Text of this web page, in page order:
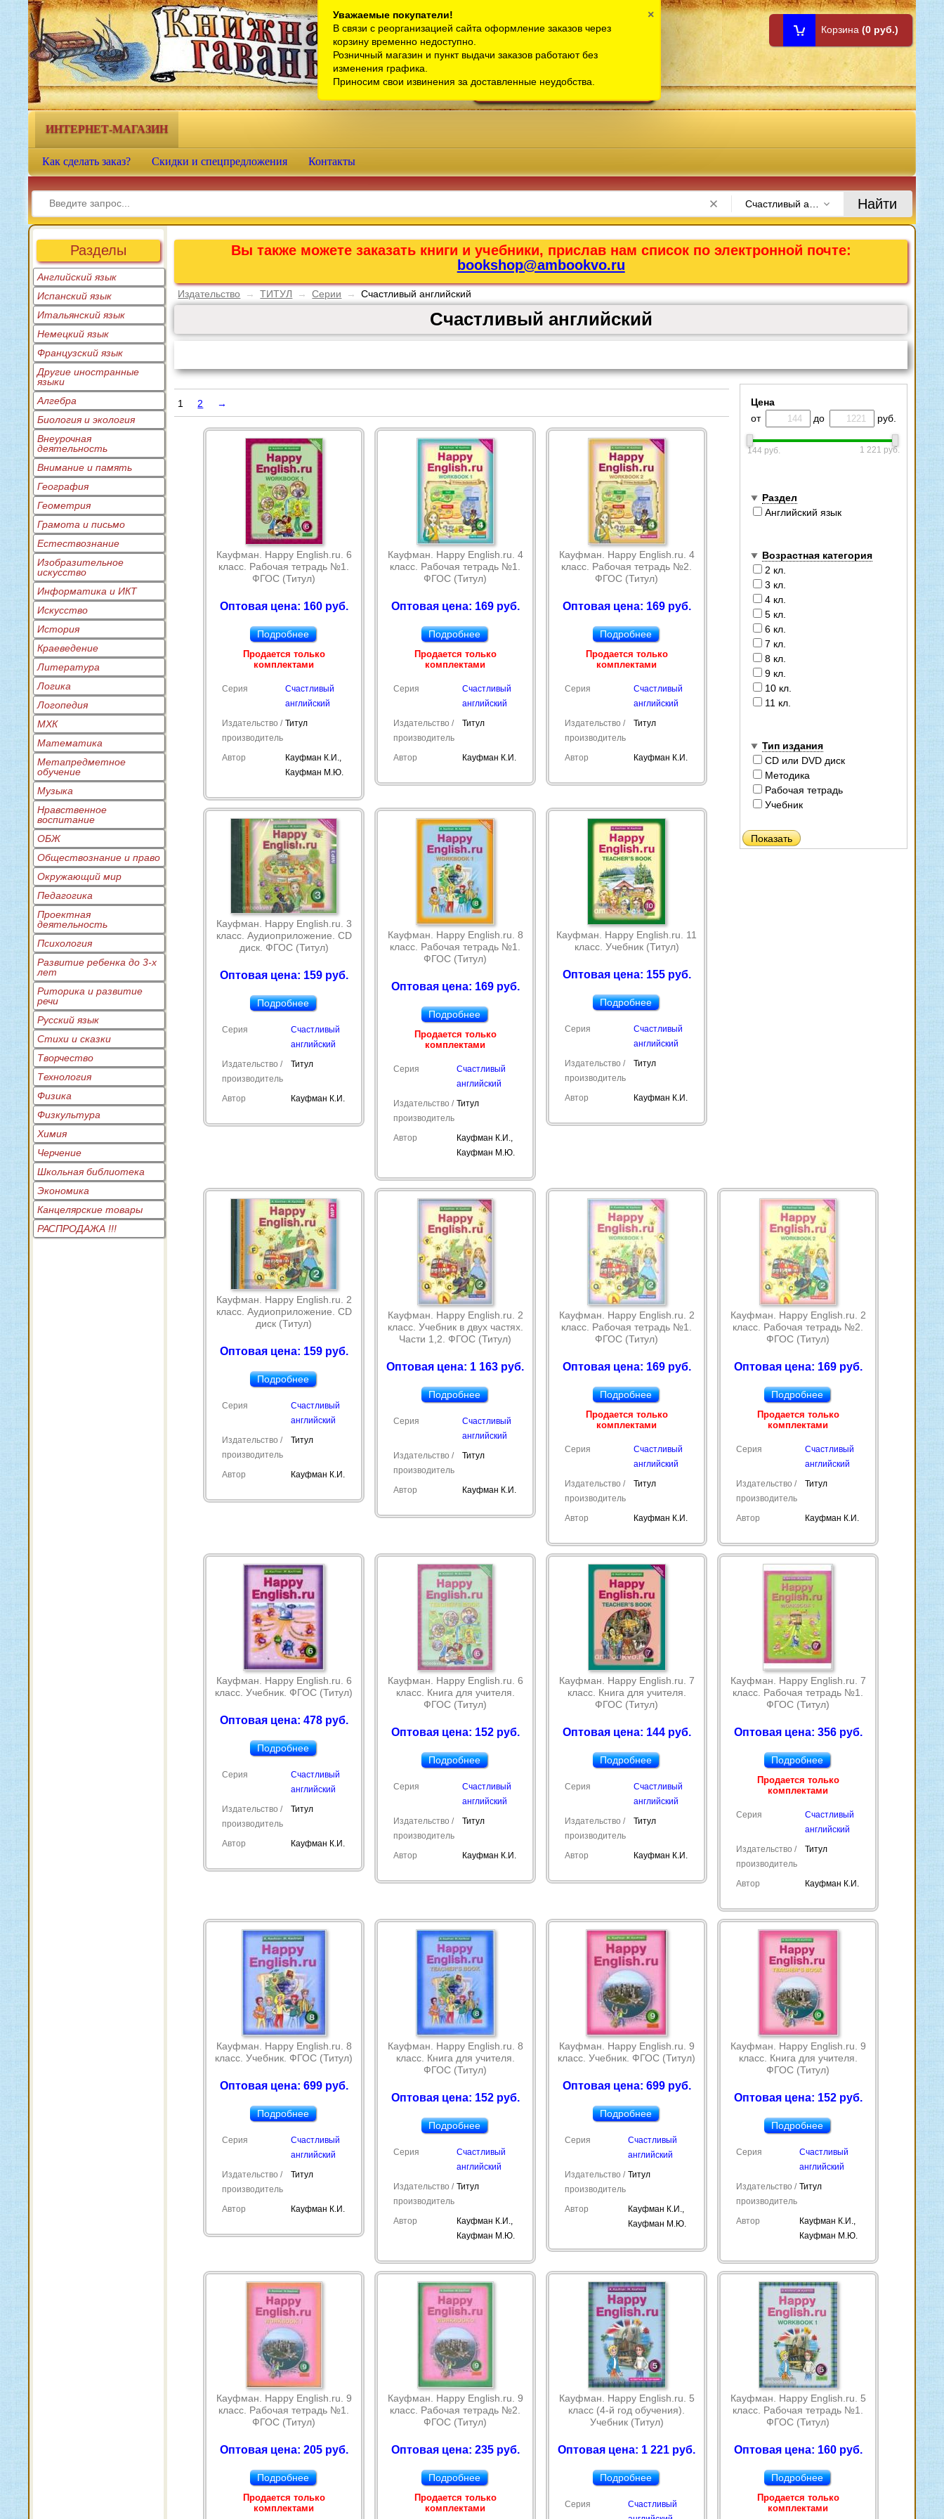
Телефон интернет-магазина:
Телефон розничного магазина:
bookshop@ambookvo.ru
Работаем ежедневно с 10:00 до 21:00
Корзина (0 руб.)
Книжная гавань - интернет-
магазин учебной литературы
ИНТЕРНЕТ-МАГАЗИН
Как сделать заказ? Скидки и спецпредложения Контакты
Найти
Разделы
Английский язык
Испанский язык
Итальянский язык
Немецкий язык
Французский язык
Другие иностранные
языки
Алгебра
Биология и экология
Внеурочная
деятельность
Внимание и память
География
Геометрия
Грамота и письмо
Естествознание
Изобразительное
искусство
Информатика и ИКТ
Искусство
История
Краеведение
Литература
Логика
Логопедия
МХК
Математика
Метапредметное
обучение
Музыка
Нравственное
воспитание
ОБЖ
Обществознание и право
Окружающий мир
Педагогика
Проектная
деятельность
Психология
Развитие ребенка до 3-х
лет
Риторика и развитие
речи
Русский язык
Стихи и сказки
Творчество
Технология
Физика
Физкультура
Химия
Черчение
Школьная библиотека
Экономика
Канцелярские товары
РАСПРОДАЖА !!!
Вы также можете заказать книги и учебники, прислав нам список по электронной почте:
bookshop@ambookvo.ru
Издательство → ТИТУЛ → Серии → Счастливый английский
Счастливый английский
Цена
от
до руб.
144 руб. 1 221 руб.
Раздел
Английский язык
Возрастная категория
2 кл.
3 кл.
4 кл.
5 кл.
6 кл.
7 кл.
8 кл.
9 кл.
10 кл.
11 кл.
Тип издания
CD или DVD диск
Методика
Рабочая тетрадь
Учебник
1 2 →
Кауфман. Happy English.ru. 6
класс. Рабочая тетрадь №1.
ФГОС (Титул)
Оптовая цена: 160 руб.
Подробнее
Продается только
комплектами
Серия
Счастливый
английский
Издательство /
производитель
Титул
Автор
Кауфман К.И.,
Кауфман М.Ю.
Кауфман. Happy English.ru. 4
класс. Рабочая тетрадь №1.
ФГОС (Титул)
Оптовая цена: 169 руб.
Подробнее
Продается только
комплектами
Серия
Счастливый
английский
Издательство /
производитель
Титул
Автор Кауфман К.И.
Кауфман. Happy English.ru. 4
класс. Рабочая тетрадь №2.
ФГОС (Титул)
Оптовая цена: 169 руб.
Подробнее
Продается только
комплектами
Серия
Счастливый
английский
Издательство /
производитель
Титул
Автор Кауфман К.И.
Кауфман. Happy English.ru. 3
класс. Аудиоприложение. CD
диск. ФГОС (Титул)
Оптовая цена: 159 руб.
Подробнее
Серия
Счастливый
английский
Издательство /
производитель
Титул
Автор Кауфман К.И.
Кауфман. Happy English.ru. 8
класс. Рабочая тетрадь №1.
ФГОС (Титул)
Оптовая цена: 169 руб.
Подробнее
Продается только
комплектами
Серия
Счастливый
английский
Издательство /
производитель
Титул
Автор
Кауфман К.И.,
Кауфман М.Ю.
Кауфман. Happy English.ru. 11
класс. Учебник (Титул)
Оптовая цена: 155 руб.
Подробнее
Серия
Счастливый
английский
Издательство /
производитель
Титул
Автор Кауфман К.И.
Кауфман. Happy English.ru. 2
класс. Аудиоприложение. CD
диск (Титул)
Оптовая цена: 159 руб.
Подробнее
Серия
Счастливый
английский
Издательство /
производитель
Титул
Автор Кауфман К.И.
Кауфман. Happy English.ru. 2
класс. Учебник в двух частях.
Части 1,2. ФГОС (Титул)
Оптовая цена: 1 163 руб.
Подробнее
Серия
Счастливый
английский
Издательство /
производитель
Титул
Автор Кауфман К.И.
Кауфман. Happy English.ru. 2
класс. Рабочая тетрадь №1.
ФГОС (Титул)
Оптовая цена: 169 руб.
Подробнее
Продается только
комплектами
Серия
Счастливый
английский
Издательство /
производитель
Титул
Автор Кауфман К.И.
Кауфман. Happy English.ru. 2
класс. Рабочая тетрадь №2.
ФГОС (Титул)
Оптовая цена: 169 руб.
Подробнее
Продается только
комплектами
Серия
Счастливый
английский
Издательство /
производитель
Титул
Автор Кауфман К.И.
Кауфман. Happy English.ru. 6
класс. Учебник. ФГОС (Титул)
Оптовая цена: 478 руб.
Подробнее
Серия
Счастливый
английский
Издательство /
производитель
Титул
Автор Кауфман К.И.
Кауфман. Happy English.ru. 6
класс. Книга для учителя.
ФГОС (Титул)
Оптовая цена: 152 руб.
Подробнее
Серия
Счастливый
английский
Издательство /
производитель
Титул
Автор Кауфман К.И.
Кауфман. Happy English.ru. 7
класс. Книга для учителя.
ФГОС (Титул)
Оптовая цена: 144 руб.
Подробнее
Серия
Счастливый
английский
Издательство /
производитель
Титул
Автор Кауфман К.И.
Кауфман. Happy English.ru. 7
класс. Рабочая тетрадь №1.
ФГОС (Титул)
Оптовая цена: 356 руб.
Подробнее
Продается только
комплектами
Серия
Счастливый
английский
Издательство /
производитель
Титул
Автор Кауфман К.И.
Кауфман. Happy English.ru. 8
класс. Учебник. ФГОС (Титул)
Оптовая цена: 699 руб.
Подробнее
Серия
Счастливый
английский
Издательство /
производитель
Титул
Автор Кауфман К.И.
Кауфман. Happy English.ru. 8
класс. Книга для учителя.
ФГОС (Титул)
Оптовая цена: 152 руб.
Подробнее
Серия
Счастливый
английский
Издательство /
производитель
Титул
Автор
Кауфман К.И.,
Кауфман М.Ю.
Кауфман. Happy English.ru. 9
класс. Учебник. ФГОС (Титул)
Оптовая цена: 699 руб.
Подробнее
Серия
Счастливый
английский
Издательство /
производитель
Титул
Автор
Кауфман К.И.,
Кауфман М.Ю.
Кауфман. Happy English.ru. 9
класс. Книга для учителя.
ФГОС (Титул)
Оптовая цена: 152 руб.
Подробнее
Серия
Счастливый
английский
Издательство /
производитель
Титул
Автор
Кауфман К.И.,
Кауфман М.Ю.
Кауфман. Happy English.ru. 9
класс. Рабочая тетрадь №1.
ФГОС (Титул)
Оптовая цена: 205 руб.
Подробнее
Продается только
комплектами
Кауфман. Happy English.ru. 9
класс. Рабочая тетрадь №2.
ФГОС (Титул)
Оптовая цена: 235 руб.
Подробнее
Продается только
комплектами
Кауфман. Happy English.ru. 5
класс (4-й год обучения).
Учебник (Титул)
Оптовая цена: 1 221 руб.
Подробнее
Серия
Счастливый
Кауфман. Happy English.ru. 5
класс. Рабочая тетрадь №1.
ФГОС (Титул)
Оптовая цена: 160 руб.
Подробнее
Продается только
комплектами
Уважаемые покупатели!
В связи с реорганизацией сайта оформление заказов через
корзину временно недоступно.
Розничный магазин и пункт выдачи заказов работают без
изменения графика.
Приносим свои извинения за доставленные неудобства.
×